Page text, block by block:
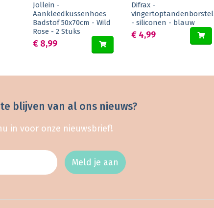
Jollein -
Aankleedkussenhoes
Badstof 50x70cm - Wild
Rose - 2 Stuks
€ 8,99
Difrax -
vingertoptandenborstel
- siliconen - blauw
€ 4,99
blijven van al ons nieuws?
in voor onze nieuwsbrief!
Meld je aan